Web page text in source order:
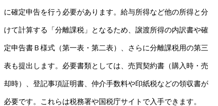
に確定申告を行う必要があります。給与所得など他の所得と分
けて計算する「分離課税」となるため、譲渡所得の内訳書や確
定申告書Ｂ様式（第一表・第二表）、さらに分離課税用の第三
表も提出します。必要書類としては、売買契約書（購入時・売
却時）、登記事項証明書、仲介手数料や印紙税などの領収書が
必要です。これらは税務署や国税庁サイトで入手できます。